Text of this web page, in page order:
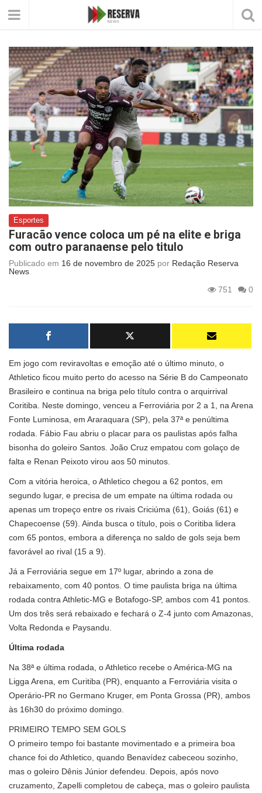
Esportes
Furacão vence coloca um pé na elite e briga
com outro paranaense pelo titulo
Publicado em 16 de novembro de 2025 por Redação Reserva
News
751
0
Em jogo com reviravoltas e emoção até o último minuto, o
Athletico ficou muito perto do acesso na Série B do Campeonato
Brasileiro e continua na briga pelo título contra o arquirrival
Coritiba. Neste domingo, venceu a Ferroviária por 2 a 1, na Arena
Fonte Luminosa, em Araraquara (SP), pela 37ª e penúltima
rodada. Fábio Fau abriu o placar para os paulistas após falha
bisonha do goleiro Santos. João Cruz empatou com golaço de
falta e Renan Peixoto virou aos 50 minutos.
Com a vitória heroica, o Athletico chegou a 62 pontos, em
segundo lugar, e precisa de um empate na última rodada ou
apenas um tropeço entre os rivais Criciúma (61), Goiás (61) e
Chapecoense (59). Ainda busca o título, pois o Coritiba lidera
com 65 pontos, embora a diferença no saldo de gols seja bem
favorável ao rival (15 a 9).
Já a Ferroviária segue em 17º lugar, abrindo a zona de
rebaixamento, com 40 pontos. O time paulista briga na última
rodada contra Athletic-MG e Botafogo-SP, ambos com 41 pontos.
Um dos três será rebaixado e fechará o Z-4 junto com Amazonas,
Volta Redonda e Paysandu.
Última rodada
Na 38ª e última rodada, o Athletico recebe o América-MG na
Ligga Arena, em Curitiba (PR), enquanto a Ferroviária visita o
Operário-PR no Germano Kruger, em Ponta Grossa (PR), ambos
às 16h30 do próximo domingo.
PRIMEIRO TEMPO SEM GOLS
O primeiro tempo foi bastante movimentado e a primeira boa
chance foi do Athletico, quando Benavídez cabeceou sozinho,
mas o goleiro Dênis Júnior defendeu. Depois, após novo
cruzamento, Zapelli completou de cabeça, mas o goleiro paulista